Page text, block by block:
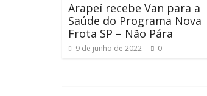
Arapeí recebe Van para a
Saúde do Programa Nova
Frota SP – Não Pára
9 de junho de 2022 0